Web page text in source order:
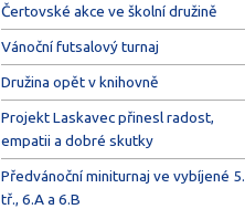
Čertovské akce ve školní družině
Vánoční futsalový turnaj
Družina opět v knihovně
Projekt Laskavec přinesl radost,
empatii a dobré skutky
Předvánoční miniturnaj ve vybíjené 5.
tř., 6.A a 6.B